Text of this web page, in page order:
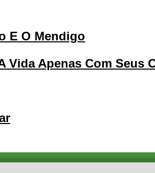
E O Mendigo
Vida Apenas Com Seus